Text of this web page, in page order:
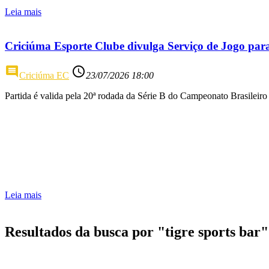
Leia mais
Criciúma Esporte Clube divulga Serviço de Jogo
commentCriciúma EC access_time23/07/2026 18:00
Partida é valida pela 20ª rodada da Série B do Campeonato Brasileiro
Leia mais
Resultados da busca por "tigre sports bar"